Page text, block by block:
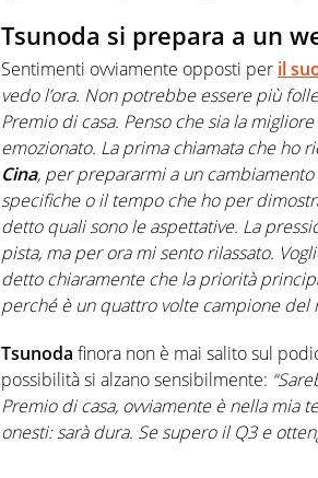
Tsunoda si prepara a un
Sentimenti ovviamente opposti per il
vedo l’ora. Non potrebbe essere più
Premio di casa. Penso che sia la
emozionato. La prima chiamata che ho
Cina, per prepararmi a un
specifiche o il tempo che ho per
detto quali sono le aspettative. La
pista, ma per ora mi sento rilassato.
detto chiaramente che la priorità
perché è un quattro volte campione del
Tsunoda finora non è mai salito sul
possibilità si alzano sensibilmente:
Premio di casa, ovviamente è nella mia
onesti: sarà dura. Se supero il Q3 e